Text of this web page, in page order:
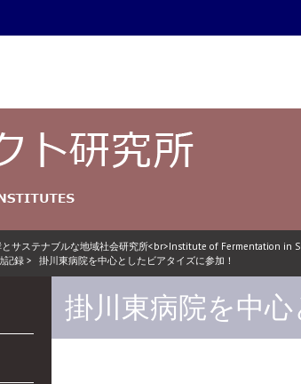
とサステナブルな地域社会研究所<br>Institute of Fermentation in
記録 > 掛川東病院を中心としたビアタイズに参加！
掛川東病院を中